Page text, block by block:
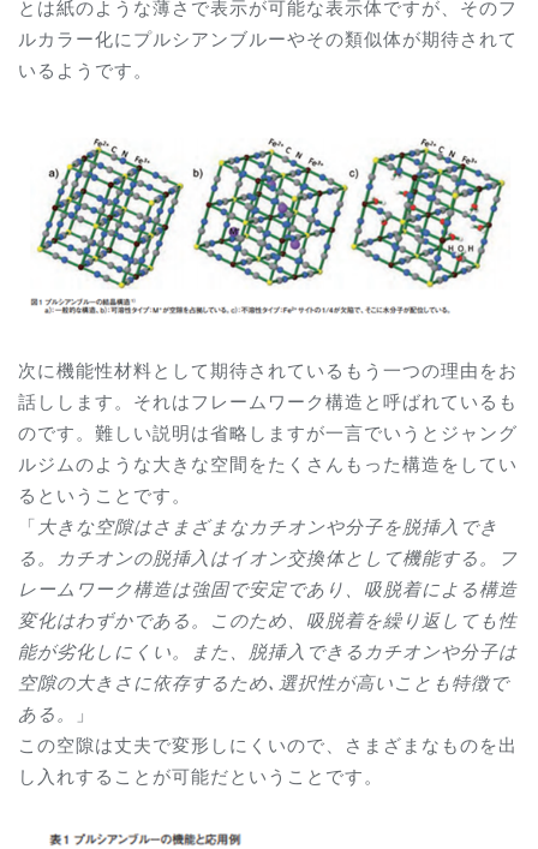
とは紙のような薄さで表示が可能な表示体ですが、そのフ
ルカラー化にプルシアンブルーやその類似体が期待されて
いるようです。
次に機能性材料として期待されているもう一つの理由をお
話しします。それはフレームワーク構造と呼ばれているも
のです。難しい説明は省略しますが一言でいうとジャング
ルジムのような大きな空間をたくさんもった構造をしてい
るということです。
「 大きな空隙はさまざまなカチオンや分子を脱挿入でき
る。カチオンの脱挿入はイオン交換体として機能する。フ
レームワーク構造は強固で安定であり、吸脱着による構造
変化はわずかである。このため、吸脱着を繰り返しても性
能が劣化しにくい。また、脱挿入できるカチオンや分子は
空隙の大きさに依存するため､選択性が高いことも特徴で
ある。
」
この空隙は丈夫で変形しにくいので、さまざまなものを出
し入れすることが可能だということです。